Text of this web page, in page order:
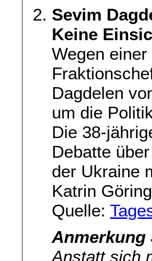
Sevim
Keine
Wegen
Dagdelen
um die
Die 38-
Debatte
der Ukraine
Katrin
Quelle:
Anmerkung
Anstatt sich